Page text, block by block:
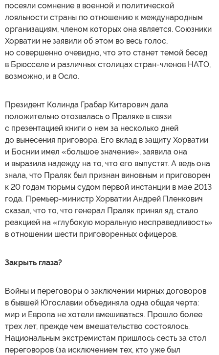
посеяли сомнение в военной и политической
лояльности страны по отношению к международным
организациям, членом которых она является. Союзники
Хорватии не заявили об этом во весь голос,
но совершенно очевидно, что это станет темой бесед
в Брюсселе и различных столицах стран-членов НАТО,
возможно, и в Осло.
Президент Колинда Грабар Китарович дала
положительно отозвалась о Праляке в связи
с презентацией книги о нем за несколько дней
до вынесения приговора. Его вклад в защиту Хорватии
и Боснии имел «большое значение», заявила она
и выразила надежду на то, что его выпустят. А ведь она
знала, что Праляк был признан виновным и приговорен
к 20 годам тюрьмы судом первой инстанции в мае 2013
года. Премьер-министр Хорватии Андрей Пленкович
сказал, что то, что генерал Праляк принял яд, стало
реакцией на «глубокую моральную несправедливость»
в отношении шести приговоренных офицеров.
Закрыть глаза?
Войны и переговоры о заключении мирных договоров
в бывшей Югославии объединяла одна общая черта:
мир и Европа не хотели вмешиваться. Прошло более
трех лет, прежде чем вмешательство состоялось.
Национальным экстремистам пришлось сесть за стол
переговоров (за исключением тех, кто уже был